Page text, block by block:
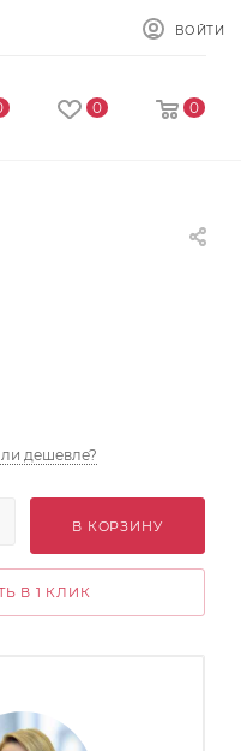
ВОЙТИ
0 0
дешевле?
В КОРЗИНУ
В 1 КЛИК